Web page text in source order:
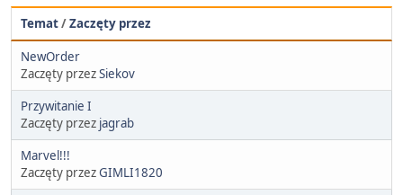
Temat/Zaczęty przez
NewOrder
Zaczęty przezSiekov
Przywitanie I
Zaczęty przez jagrab
Marvel!!!
Zaczęty przezGIMLI1820